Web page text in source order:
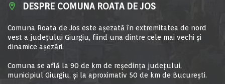
DESPRE COMUNA ROATA DE JOS
Comuna Roata de Jos este aşezată în extremitatea de nord
vest a judeţului Giurgiu, fiind una dintre cele mai vechi şi
dinamice aşezări.
Comuna se află la 90 de km de reşedinţa judeţului,
municipiul Giurgiu, şi la aproximativ 50 de km de Bucureşti.